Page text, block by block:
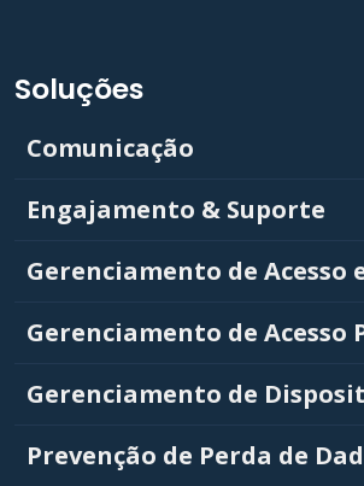
Soluções
Comunicação
Engajamento & Suporte
Gerenciamento de Acesso
Gerenciamento de Acesso
Gerenciamento de
Prevenção de Perda de